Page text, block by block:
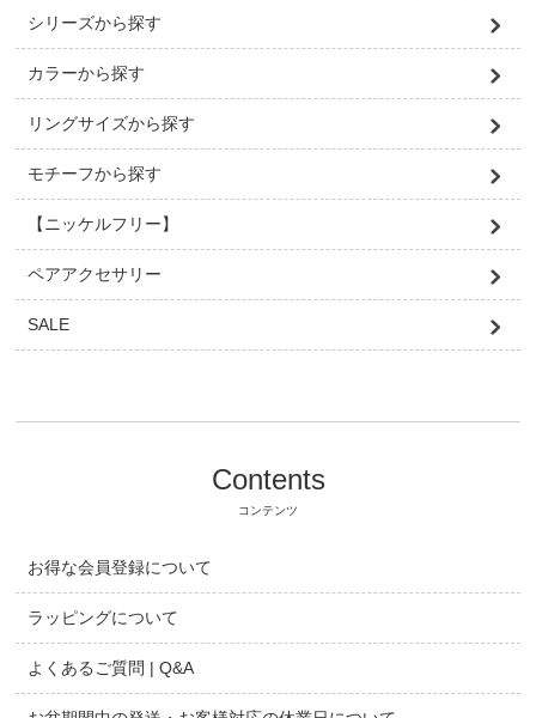
シリーズから探す
カラーから探す
リングサイズから探す
モチーフから探す
【ニッケルフリー】
ペアアクセサリー
SALE
Contents
コンテンツ
お得な会員登録について
ラッピングについて
よくあるご質問 | Q&A